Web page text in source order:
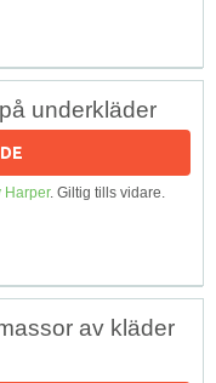
underkläder
Harper. Giltig tills vidare.
av kläder